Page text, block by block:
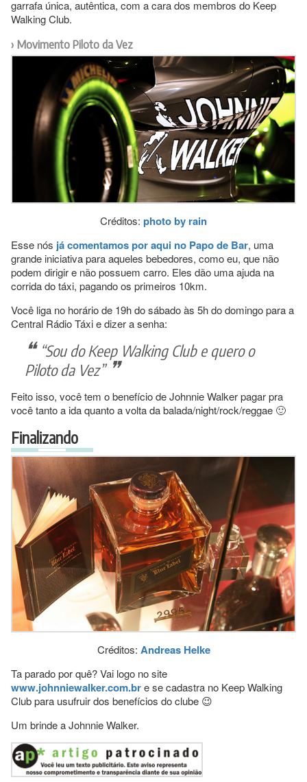
garrafa única, autêntica, com a cara dos membros do Keep
Walking Club.
Movimento Piloto da Vez
Créditos: photo by rain
Esse nós já comentamos por aqui no Papo de Bar, uma
grande iniciativa para aqueles bebedores, como eu, que não
podem dirigir e não possuem carro. Eles dão uma ajuda na
corrida do táxi, pagando os primeiros 10km.
Você liga no horário de 19h do sábado às 5h do domingo para a
Central Rádio Táxi e dizer a senha:
“Sou do Keep Walking Club e quero o
Piloto da Vez”
Feito isso, você tem o benefício de Johnnie Walker pagar pra
você tanto a ida quanto a volta da balada/night/rock/reggae 🙂
Finalizando
Créditos: Andreas Helke
Ta parado por quê? Vai logo no site
www.johnniewalker.com.bre se cadastra no Keep Walking
Club para usufruir dos benefícios do clube 😉
Um brinde a Johnnie Walker.